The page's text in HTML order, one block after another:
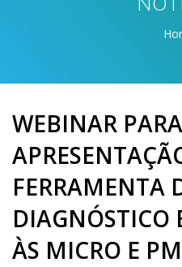
WEBINAR PARA
FERRAMENTA
DIAGNÓSTICO
ÀS MICRO E